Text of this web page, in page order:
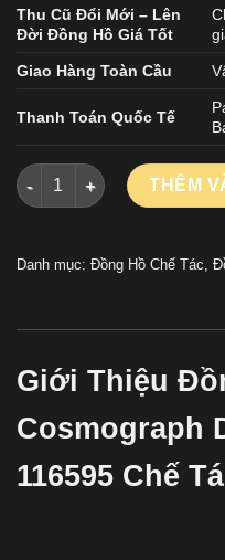
Thu Cũ Đổi Mới – Lên
Đời Đồng Hồ Giá Tốt
Giao Hàng Toàn Cầu
Thanh Toán Quốc Tế
Đồng Hồ Rolex
THÊM
Danh mục: Đồng Hồ Chế Tác,
Giới Thiệu
Cosmograph
116595 Chế